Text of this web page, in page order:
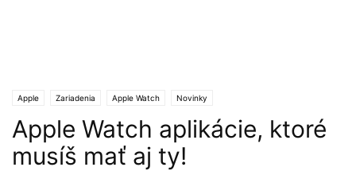
Apple Zariadenia Apple Watch Novinky
Apple Watch aplikácie, ktoré
musíš mať aj ty!